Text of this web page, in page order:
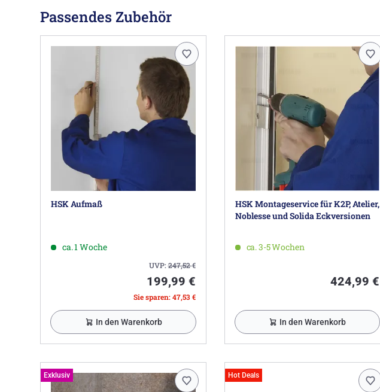
Passendes Zubehör
HSK Aufmaß
ca. 1 Woche
UVP:247,52€
199,99 €
Sie sparen: 47,53 €
In den Warenkorb
HSK Montageservice für K2P, Atelier,
Noblesse und Solida Eckversionen
ca. 3-5 Wochen
424,99 €
In den Warenkorb
Exklusiv Hot Deals